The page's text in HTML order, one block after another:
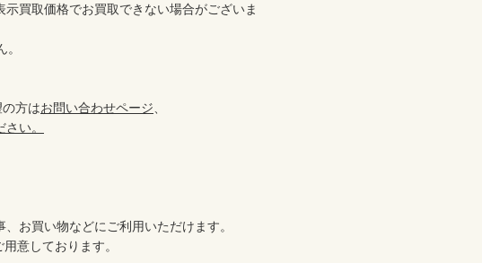
買取価格でお買取できない場合がございま
方はお問い合わせページ、
い。
お買い物などにご利用いただけます。
意しております。